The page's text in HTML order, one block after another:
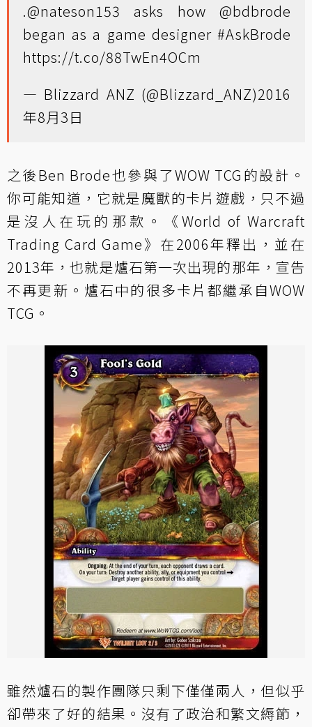
.@nateson153 asks how @bdbrode
began as a game designer #AskBrode
https://t.co/88TwEn4OCm
— Blizzard ANZ (@Blizzard_ANZ)2016
年8月3日
之後Ben Brode也參與了WOW TCG的設計。
你可能知道，它就是魔獸的卡片遊戲，只不過
是沒人在玩的那款。《World of Warcraft
Trading Card Game》在2006年釋出，並在
2013年，也就是爐石第一次出現的那年，宣告
不再更新。爐石中的很多卡片都繼承自WOW
TCG。
雖然爐石的製作團隊只剩下僅僅兩人，但似乎
卻帶來了好的結果。沒有了政治和繁文縟節，